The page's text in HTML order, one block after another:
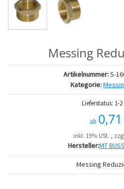
Messing
Artikelnummer:S-
Kategorie:
Lieferstatus: 1-2
ab
inkl. 19% USt. ,
Hersteller:MT
Messing